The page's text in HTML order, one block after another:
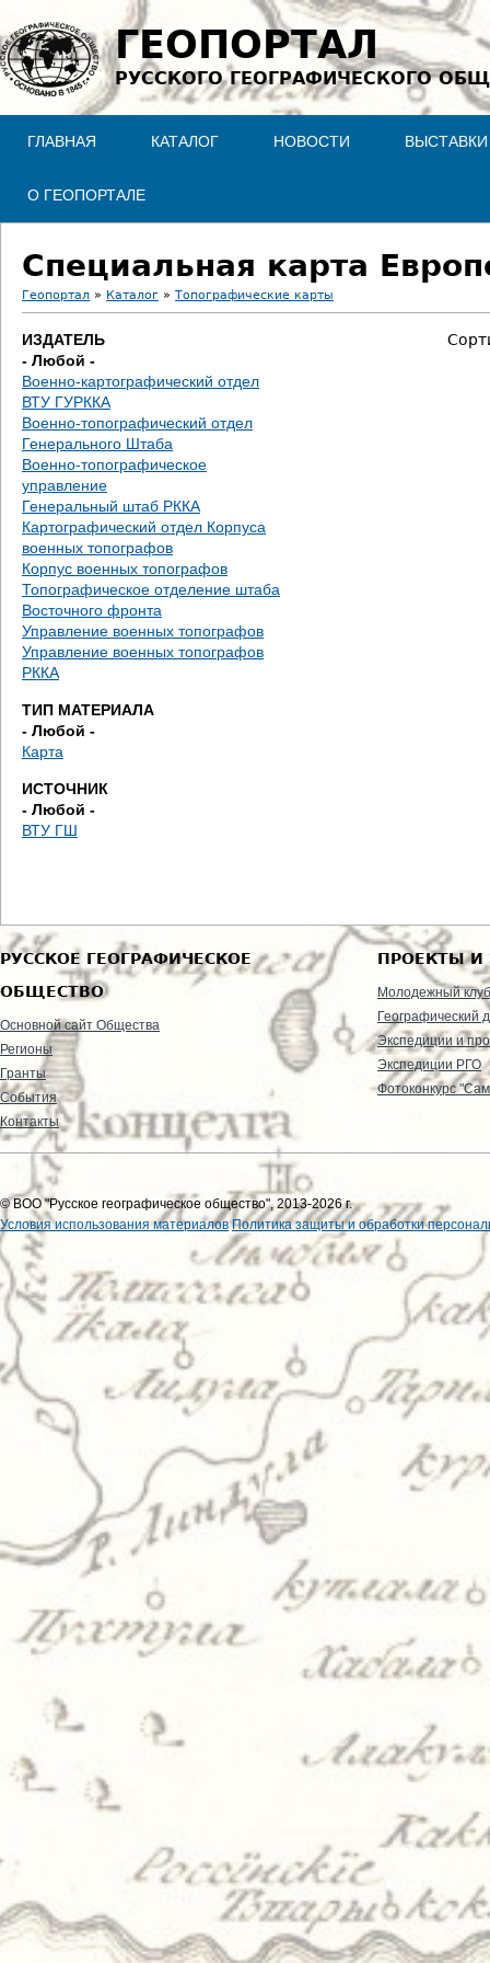
Jump to navigation
ГЕОПОРТАЛ
РУССКОГО ГЕОГРАФИЧЕСКОГО
ГЛАВНАЯ КАТАЛОГ НОВОСТИ ВЫСТАВКИ
О ГЕОПОРТАЛЕ
Специальная карта
В
ы
з
д
е
с
ь
Геопортал » Каталог » Топографические карты
ИЗДАТЕЛЬ
- Любой -
Военно-картографический отдел
ВТУ ГУРККА
Военно-топографический отдел
Генерального Штаба
Военно-топографическое
управление
Генеральный штаб РККА
Картографический отдел Корпуса
военных топографов
Корпус военных топографов
Топографическое отделение штаба
Восточного фронта
Управление военных топографов
Управление военных топографов
РККА
ТИП МАТЕРИАЛА
- Любой -
Карта
ИСТОЧНИК
- Любой -
ВТУ ГШ
РУССКОЕ ГЕОГРАФИЧЕСКОЕ
ОБЩЕСТВО
Основной сайт Общества
Регионы
Гранты
События
Контакты
ПРОЕКТЫ И
Молодежный клуб
Географический
Экспедиции и
Экспедиции РГО
Фотоконкурс
© ВОО "Русское географическое общество", 2013-2026 г.
Условия использования материалов Политика защиты и обработки